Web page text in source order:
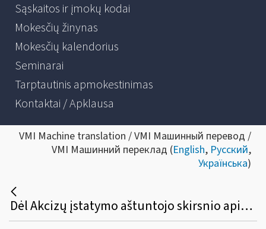
Sąskaitos ir įmokų kodai
Mokesčių žinynas
Mokesčių kalendorius
Seminarai
Tarptautinis apmokestinimas
Kontaktai / Apklausa
VMI Machine translation / VMI Машинный перевод /
VMI Машинний переклад (English, Русский,
Українська)
Dėl Akcizų įstatymo aštuntojo skirsnio apibendrinto paaiškinimo (komentaro) parengimo